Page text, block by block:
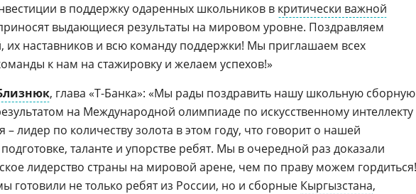
в поддержку одаренных школьников в критически важной
выдающиеся результаты на мировом уровне. Поздравляем
их наставников и всю команду поддержки! Мы приглашаем всех
к нам на стажировку и желаем успехов!»
, глава «Т-Банка»: «Мы рады поздравить нашу школьную
на Международной олимпиаде по искусственному интеллекту
– лидер по количеству золота в этом году, что говорит о нашей
таланте и упорстве ребят. Мы в очередной раз доказали
лидерство страны на мировой арене, чем по праву можем гордиться!
готовили не только ребят из России, но и сборные Кыргызстана,